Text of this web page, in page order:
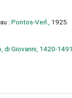
: Pontos-Verl.,
1925
di Giovanni, 1420-1491